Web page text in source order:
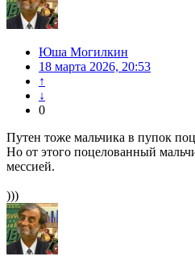
Юша Могилкин
18 марта 2026, 20:53
↑
↓
0
Путен тоже мальчика в пупок
Но от этого поцелованный
мессией.
)))